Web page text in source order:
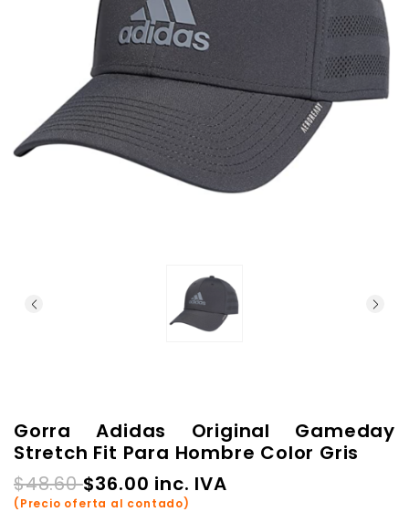
Gorra Adidas Original Gameday
Stretch Fit Para Hombre Color Gris
$48.60$36.00 inc. IVA
(Precio oferta al contado)